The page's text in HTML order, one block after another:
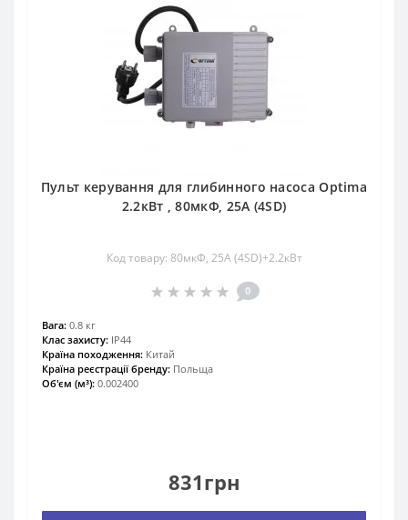
Пульт керування для глибинного насоса Optima
2.2кВт , 80мкФ, 25А (4SD)
Код товару: 80мкФ, 25А (4SD)+2.2кВт
0
Вага: 0.8 кг
Клас захисту: IP44
Країна походження: Китай
Країна реєстрації бренду: Польща
Об'єм (м³): 0.002400
831грн